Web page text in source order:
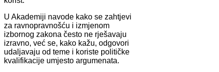
U Akademiji navode kako se zahtjevi
za ravnopravnošću i izmjenom
izbornog zakona često ne rješavaju
izravno, već se, kako kažu, odgovori
udaljavaju od teme i koriste političke
kvalifikacije umjesto argumenata.